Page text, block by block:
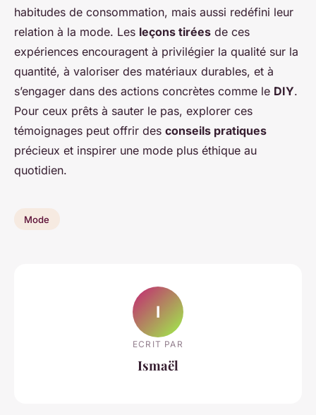
habitudes de consommation, mais aussi redéfini leur
relation à la mode. Les leçons tirées de ces
expériences encouragent à privilégier la qualité sur la
quantité, à valoriser des matériaux durables, et à
s’engager dans des actions concrètes comme le DIY.
Pour ceux prêts à sauter le pas, explorer ces
témoignages peut offrir des conseils pratiques
précieux et inspirer une mode plus éthique au
quotidien.
Mode
I
ECRIT PAR
Ismaël